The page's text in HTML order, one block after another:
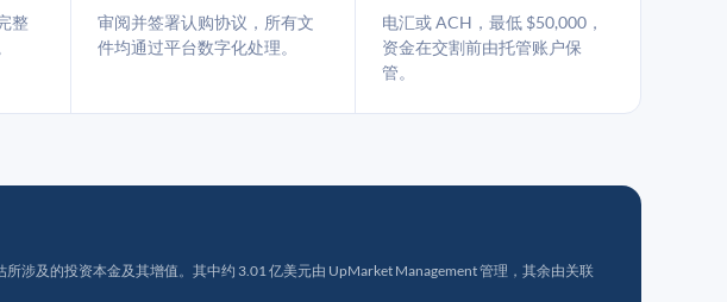
整
审阅并签署认购协议，所有文
件均通过平台数字化处理。
电汇或 ACH，最低 $50,000，
资金在交割前由托管账户保
管。
涉及的投资本金及其增值。其中约 3.01 亿美元由 UpMarket Management 管理，其余由关联